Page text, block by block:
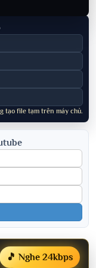
tạo file tạm trên máy chủ.
🎵 Nghe 24kbps